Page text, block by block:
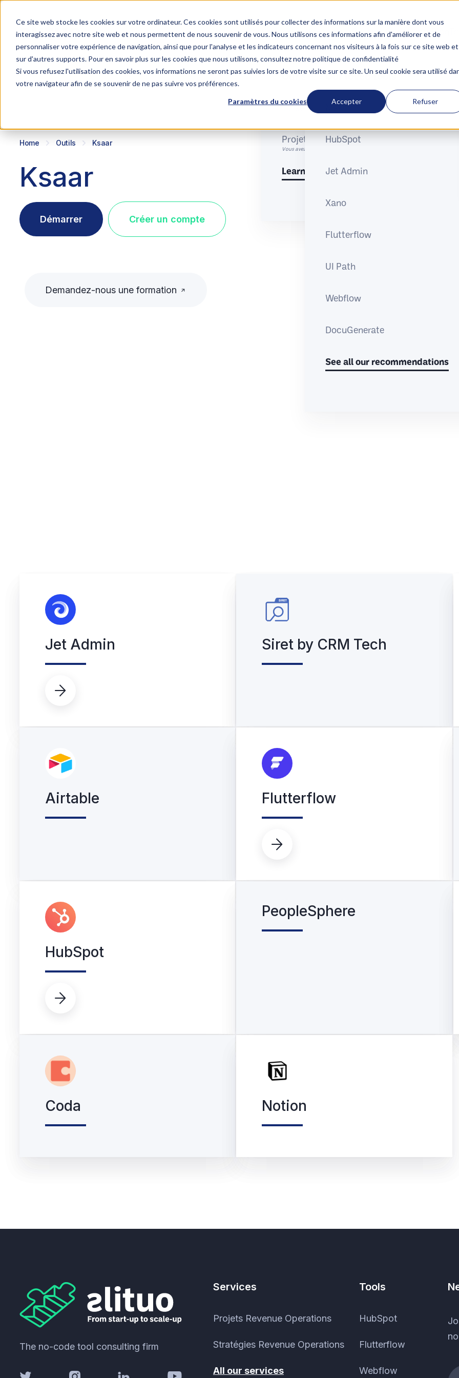
Ce site web stocke les cookies sur votre ordinateur. Ces cookies sont utilisés pour collecter des informations sur la manière dont vous
interagissez avec notre site web et nous permettent de nous souvenir de vous. Nous utilisons ces informations afin d'améliorer et de
personnaliser votre expérience de navigation, ainsi que pour l'analyse et les indicateurs concernant nos visiteurs à la fois sur ce site web et
sur d'autres supports. Pour en savoir plus sur les cookies que nous utilisons, consultez notre politique de confidentialité
Si vous refusez l'utilisation des cookies, vos informations ne seront pas suivies lors de votre visite sur ce site. Un seul cookie sera utilisé
votre navigateur afin de se souvenir de ne pas suivre vos préférences.
Paramètres du cookies Accepter Refuser
Services
Our services
Stratégies Revenue Operations
Projets Revenue Operations
Vous avez un projet RevOps à optimiser ? Nous accélérons sa réussite.
Learn more
Our tools
Our loved tools
Make
HubSpot
Jet Admin
Xano
Flutterflow
UI Path
Webflow
DocuGenerate
See all our recommendations
Courses Our clients Blog
Home Outils Ksaar
Ksaar
Démarrer Créer un compte
Demandez-nous une formation
Jet Admin

Siret by CRM Tech
Airtable Flutterflow

HubSpot

PeopleSphere
Coda Notion
The no-code tool consulting firm
Services
Projets Revenue Operations
Stratégies Revenue Operations
All our services
Tools
HubSpot
Flutterflow
Webflow